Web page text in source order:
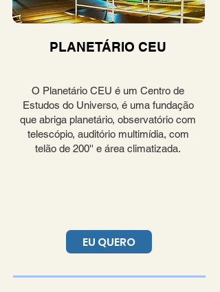
PLANETÁRIO CEU
O Planetário CEU é um Centro de
Estudos do Universo, é uma fundação
que abriga planetário, observatório com
telescópio, auditório multimídia, com
telão de 200'' e área climatizada.
EU QUERO